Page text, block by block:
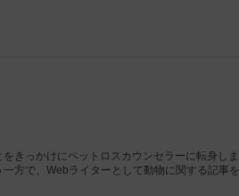
きっかけにペットロスカウンセラーに転身しま
方で、Webライターとして動物に関する記事を